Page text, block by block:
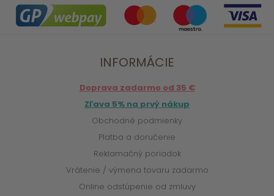
INFORMÁCIE
Doprava zadarmo od 35 €
Zľava 5% na prvý nákup
Obchodné podmienky
Platba a doručenie
Reklamačný poriadok
Vrátenie / výmena tovaru zadarmo
Online odstúpenie od zmluvy